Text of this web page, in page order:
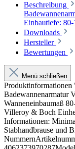
Beschreibung
Einbautiefe:
Downloads
Hersteller
Bewertungen
Menü schließen
Badewannenarmatur
Wanneneinbaumaß
Villeroy & Boch
Informationen:
Stabhandbrause und